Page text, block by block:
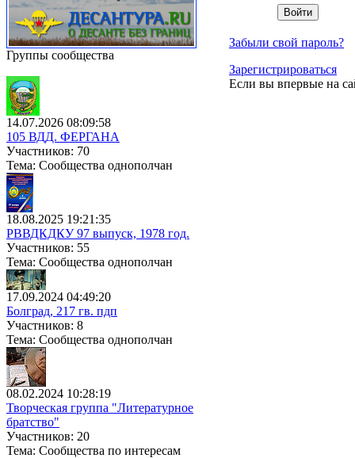
Группы сообщества
14.07.2026 08:09:58
105 ВДД. ФЕРГАНА
Участников: 70
Тема: Сообщества однополчан
18.08.2025 19:21:35
РВВДКДКУ 97 выпуск, 1978 год.
Участников: 55
Тема: Сообщества однополчан
17.09.2024 04:49:20
Болград, 217 гв. пдп
Участников: 8
Тема: Сообщества однополчан
08.02.2024 10:28:19
Творческая группа "Литературное
братство"
Участников: 20
Тема: Сообщества по интересам
Забыли свой пароль?
Зарегистрироваться
Если вы впервые на